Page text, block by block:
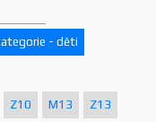
- děti
Z10 M13 Z13